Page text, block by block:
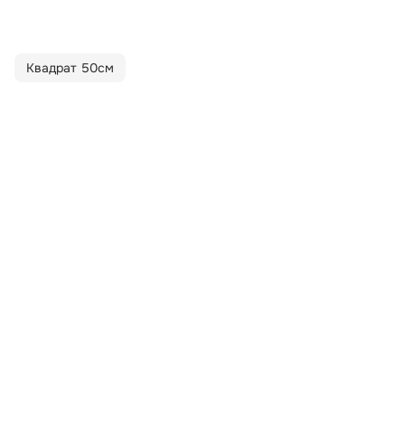
Квадрат 50см